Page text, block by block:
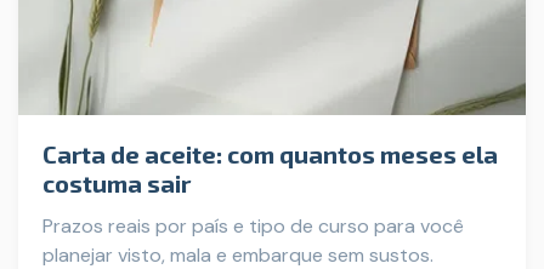
Carta de aceite: com quantos meses ela
costuma sair
Prazos reais por país e tipo de curso para você
planejar visto, mala e embarque sem sustos.